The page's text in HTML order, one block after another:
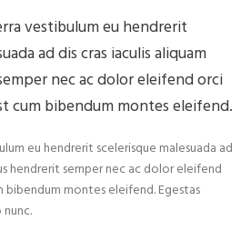
vestibulum eu hendrerit
ad dis cras iaculis aliquam
nec ac dolor eleifend orci
cum bibendum montes eleifend.
eu hendrerit scelerisque malesuada ad
hendrerit semper nec ac dolor eleifend
bibendum montes eleifend. Egestas